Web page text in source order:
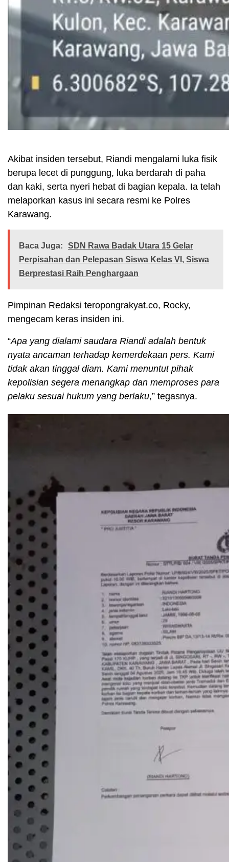
Akibat insiden tersebut, Riandi mengalami luka fisik
berupa lecet di punggung, luka berdarah di paha
dan kaki, serta nyeri hebat di bagian kepala. Ia telah
melaporkan kasus ini secara resmi ke Polres
Karawang.
Baca Juga:
SDN Rawa Badak Utara 15 Gelar
Perpisahan dan Pelepasan Siswa Kelas VI, Siswa
Berprestasi Raih Penghargaan
Pimpinan Redaksi teropongrakyat.co, Rocky,
mengecam keras insiden ini.
“Apa yang dialami saudara Riandi adalah bentuk
nyata ancaman terhadap kemerdekaan pers. Kami
tidak akan tinggal diam. Kami menuntut pihak
kepolisian segera menangkap dan memproses para
pelaku sesuai hukum yang berlaku,” tegasnya.